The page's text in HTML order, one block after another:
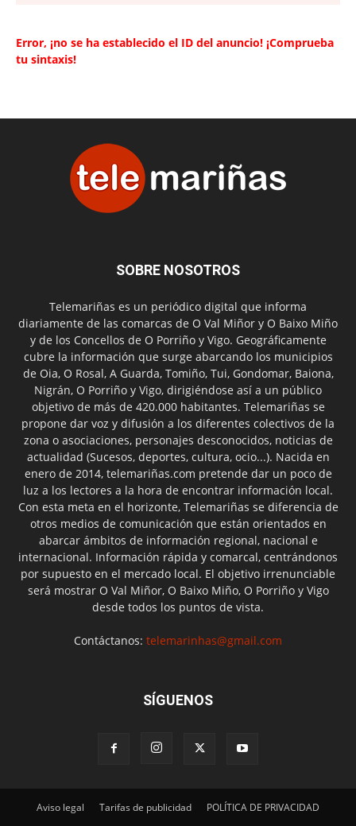
Error, ¡no se ha establecido el ID del anuncio! ¡Comprueba
tu sintaxis!
SOBRE NOSOTROS
Telemariñas es un periódico digital que informa
diariamente de las comarcas de O Val Miñor y O Baixo Miño
y de los Concellos de O Porriño y Vigo. Geográficamente
cubre la información que surge abarcando los municipios
de Oia, O Rosal, A Guarda, Tomiño, Tui, Gondomar, Baiona,
Nigrán, O Porriño y Vigo, dirigiéndose así a un público
objetivo de más de 420.000 habitantes. Telemariñas se
propone dar voz y difusión a los diferentes colectivos de la
zona o asociaciones, personajes desconocidos, noticias de
actualidad (Sucesos, deportes, cultura, ocio...). Nacida en
enero de 2014, telemariñas.com pretende dar un poco de
luz a los lectores a la hora de encontrar información local.
Con esta meta en el horizonte, Telemariñas se diferencia de
otros medios de comunicación que están orientados en
abarcar ámbitos de información regional, nacional e
internacional. Información rápida y comarcal, centrándonos
por supuesto en el mercado local. El objetivo irrenunciable
será mostrar O Val Miñor, O Baixo Miño, O Porriño y Vigo
desde todos los puntos de vista.
Contáctanos: telemarinhas@gmail.com
SÍGUENOS
Aviso legal Tarifas de publicidad POLÍTICA DE PRIVACIDAD